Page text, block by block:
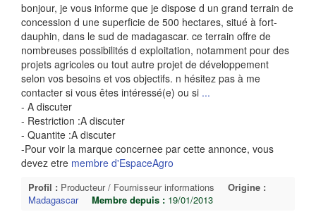
bonjour, je vous informe que je dispose d un grand terrain de
concession d une superficie de 500 hectares, situé à fort-
dauphin, dans le sud de madagascar. ce terrain offre de
nombreuses possibilités d exploitation, notamment pour des
projets agricoles ou tout autre projet de développement
selon vos besoins et vos objectifs. n hésitez pas à me
contacter si vous êtes intéressé(e) ou si ...
- A discuter
- Restriction :A discuter
- Quantite :A discuter
-Pour voir la marque concernee par cette annonce, vous
devez etre membre d'EspaceAgro
Profil : Producteur / Fournisseur informations
Origine :
Madagascar
Membre depuis : 19/01/2013